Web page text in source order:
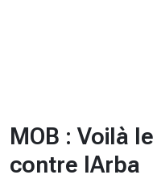
MOB : Voilà
contre lArba